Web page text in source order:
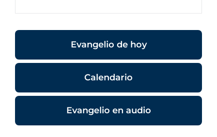
Evangelio de hoy
Calendario
Evangelio en audio